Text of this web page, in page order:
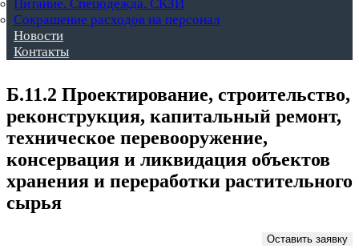
Питание. Спецодежда. СКЗИ
Сокращение расходов на персонал
Новости
Контакты
Б.11.2 Проектирование, строительство,
реконструкция, капитальный ремонт,
техническое перевооружение,
консервация и ликвидация объектов
хранения и переработки растительного
сырья
Оставить заявку